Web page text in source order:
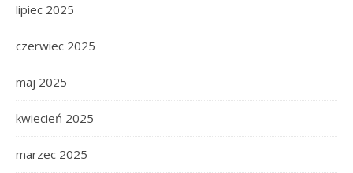
lipiec 2025
czerwiec 2025
maj 2025
kwiecień 2025
marzec 2025